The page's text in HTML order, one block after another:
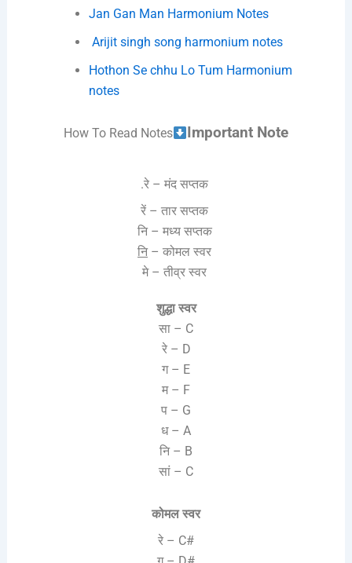
Jan Gan Man Harmonium Notes
Arijit singh song harmonium notes
Hothon Se chhu Lo Tum Harmonium
notes
How To Read Notes Important Note
.रे – मंद सप्तक
रें – तार सप्तक
नि – मध्य सप्तक
नि– कोमल स्वर
मे – तीव्र स्वर
शुद्धा स्वर
सा – C
रे – D
ग – E
म – F
प – G
ध – A
नि – B
सां – C
कोमल स्वर
रे – C#